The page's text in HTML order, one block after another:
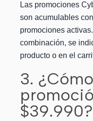
Las promociones
son acumulables
promociones
combinación, se
producto o en el
3.
$39.990?